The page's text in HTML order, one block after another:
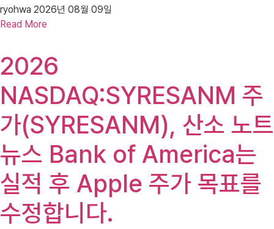
ryohwa 2026년 08월 09일
Read More
2026
NASDAQ:SYRESANM 주
가(SYRESANM), 산소 노트
뉴스 Bank of America는
실적 후 Apple 주가 목표를
수정합니다.